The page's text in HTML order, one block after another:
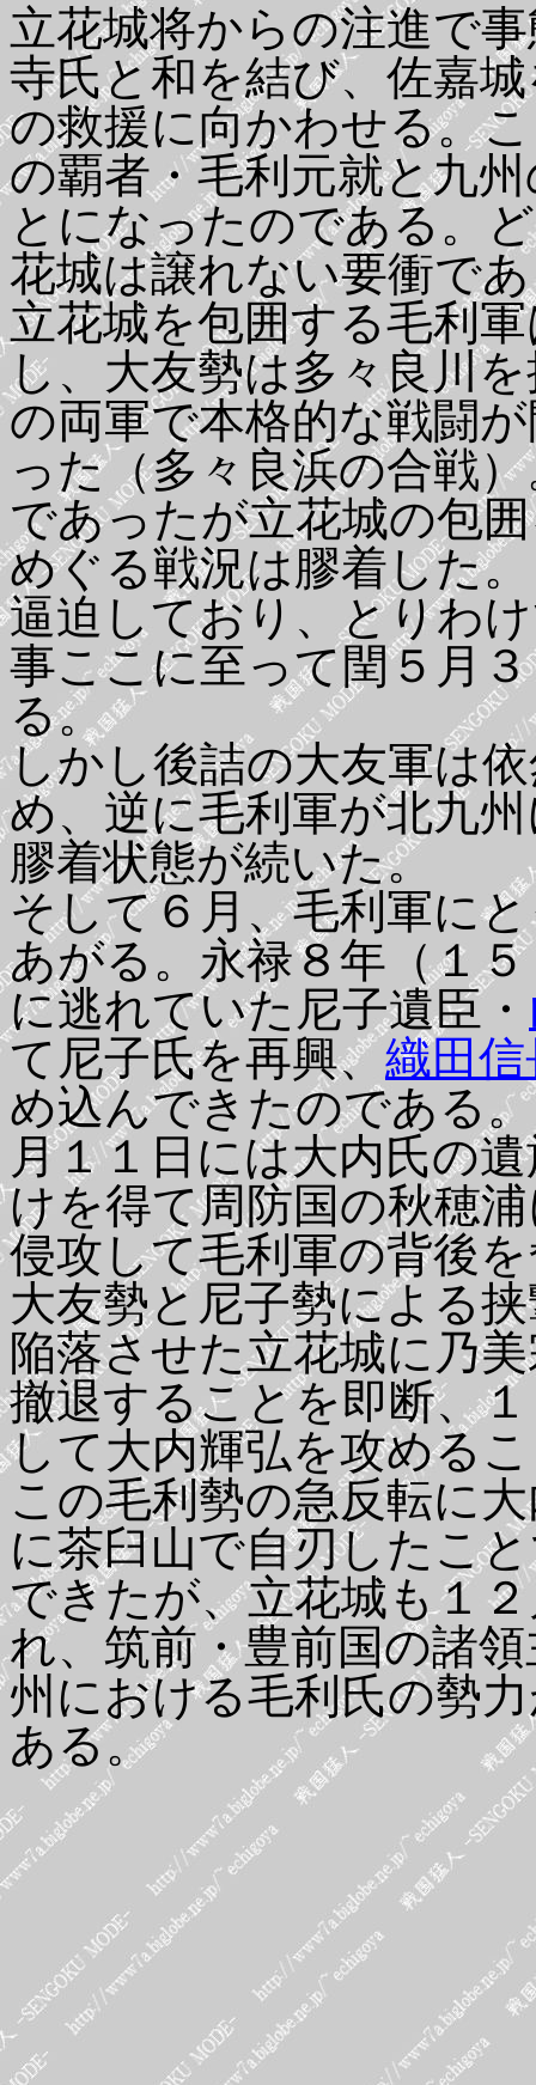
立花城将からの注進で
寺氏と和を結び、佐嘉
の救援に向かわせる。
の覇者・毛利元就と九
とになったのである。
花城は譲れない要衝で
立花城を包囲する毛利
し、大友勢は多々良川
の両軍で本格的な戦闘
った（多々良浜の合戦
であったが立花城の包
めぐる戦況は膠着した
逼迫しており、とりわ
事ここに至って閏５月
る。
しかし後詰の大友軍は
め、逆に毛利軍が北九
膠着状態が続いた。
そして６月、毛利軍に
あがる。永禄８年（１
に逃れていた尼子遺臣・
て尼子氏を再興、織田信
め込んできたのである
月１１日には大内氏の
けを得て周防国の秋穂
侵攻して毛利軍の背後
大友勢と尼子勢による
陥落させた立花城に乃
撤退することを即断、
して大内輝弘を攻める
この毛利勢の急反転に
に茶臼山で自刃したこ
できたが、立花城も１
れ、筑前・豊前国の諸
州における毛利氏の勢
ある。